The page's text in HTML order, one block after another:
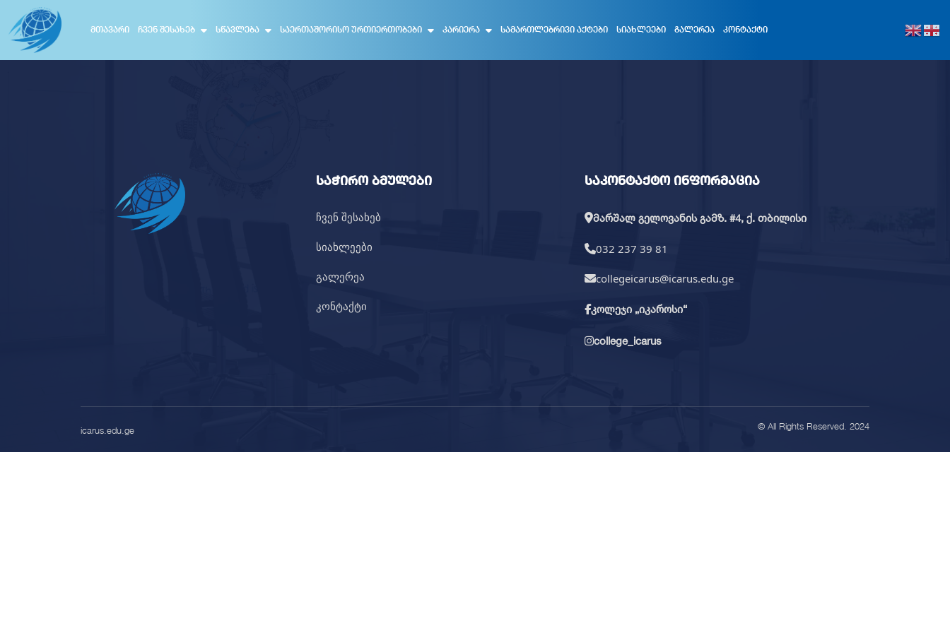
ᲛᲗᲐᲕᲐᲠᲘ ᲩᲕᲔᲜ ᲨᲔᲡᲐᲮᲔᲑ ᲡᲬᲐᲕᲚᲔᲑᲐ ᲡᲐᲔᲠᲗᲐᲨᲝᲠᲘᲡᲝ ᲣᲠᲗᲘᲔᲠᲗᲝᲑᲔᲑᲘ ᲙᲐᲠᲘᲔᲠᲐ ᲡᲐᲛᲐᲠᲗᲚᲔᲑᲠᲘᲕᲘ ᲐᲥᲢᲔᲑᲘ ᲡᲘᲐᲮᲚᲔᲔᲑᲘ ᲒᲐᲚᲔᲠᲔᲐ ᲙᲝᲜᲢᲐᲥᲢᲘ
საჭირო ბმულები
ჩვენ შესახებ
სიახლეები
გალერეა
კონტაქტი
საკონტაქტო ინფორმაცია
მარშალ გელოვანის გამზ. #4, ქ. თბილისი
032 237 39 81
collegeicarus@icarus.edu.ge
კოლეჯი „იკაროსი“
college_icarus
icarus.edu.ge © All Rights Reserved. 2024